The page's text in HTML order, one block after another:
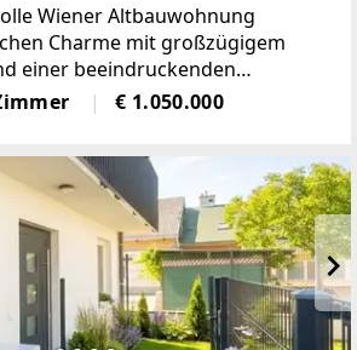
Wiener Altbauwohnung
Charme mit großzügigem
einer beeindruckenden
4,20 m hohe Decken, originale
klassischer
€ 1.050.000